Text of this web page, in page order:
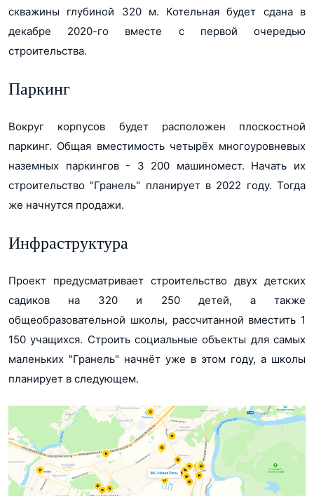
скважины глубиной 320 м. Котельная будет сдана в
декабре 2020-го вместе с первой очередью
строительства.
Паркинг
Вокруг корпусов будет расположен плоскостной
паркинг. Общая вместимость четырёх многоуровневых
наземных паркингов - 3 200 машиномест. Начать их
строительство "Гранель" планирует в 2022 году. Тогда
же начнутся продажи.
Инфраструктура
Проект предусматривает строительство двух детских
садиков на 320 и 250 детей, а также
общеобразовательной школы, рассчитанной вместить 1
150 учащихся. Строить социальные объекты для самых
маленьких "Гранель" начнёт уже в этом году, а школы
планирует в следующем.